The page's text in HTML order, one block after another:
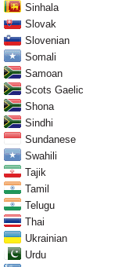
Sinhala
Slovak
Slovenian
Somali
Samoan
Scots Gaelic
Shona
Sindhi
Sundanese
Swahili
Tajik
Tamil
Telugu
Thai
Ukrainian
Urdu